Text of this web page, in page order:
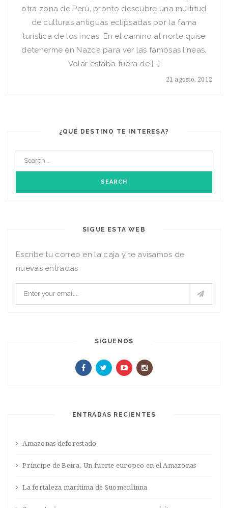
21 agosto, 2012
otra zona de Perú, pronto descubre una multitud
de culturas antiguas eclipsadas por la fama
turística de los incas. En el camino al norte quise
detenerme en Nazca para ver las famosas líneas.
Volar estaba fuera de […]
¿QUÉ DESTINO TE INTERESA?
SIGUE ESTA WEB
Escribe tu correo en la caja y te avisamos de
nuevas entradas
SIGUENOS
ENTRADAS RECIENTES
Amazonas deforestado
Príncipe de Beira. Un fuerte europeo en el Amazonas
La fortaleza marítima de Suomenlinna